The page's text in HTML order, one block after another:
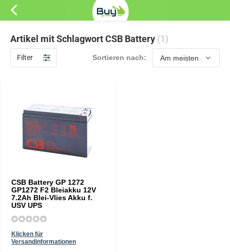
Artikel mit Schlagwort CSB Battery (1)
Filter Sortieren nach:
CSB Battery GP 1272
GP1272 F2 Bleiakku 12V
7.2Ah Blei-Vlies Akku f.
USV UPS
Klicken für
Versandinformationen